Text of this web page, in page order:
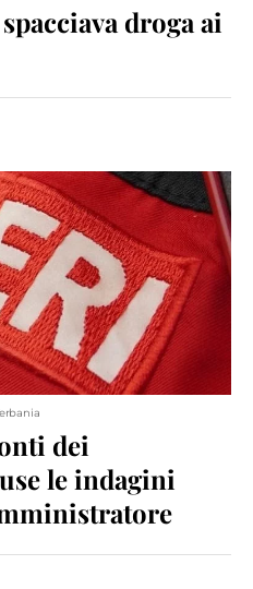
droga ai
dei
le indagini